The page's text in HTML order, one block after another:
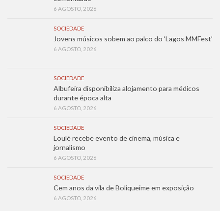
6 AGOSTO, 2026
SOCIEDADE
Jovens músicos sobem ao palco do ‘Lagos MMFest’
6 AGOSTO, 2026
SOCIEDADE
Albufeira disponibiliza alojamento para médicos
durante época alta
6 AGOSTO, 2026
SOCIEDADE
Loulé recebe evento de cinema, música e
jornalismo
6 AGOSTO, 2026
SOCIEDADE
Cem anos da vila de Boliqueime em exposição
6 AGOSTO, 2026